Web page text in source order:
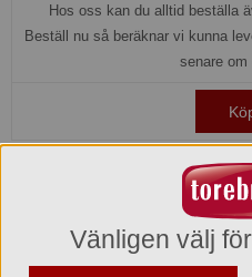
Hos oss kan du alltid beställa
Beställ nu så beräknar vi kunna
senare om
Produktinformation
Varumärke
Villeroy & Boch Signature
Vänligen välj